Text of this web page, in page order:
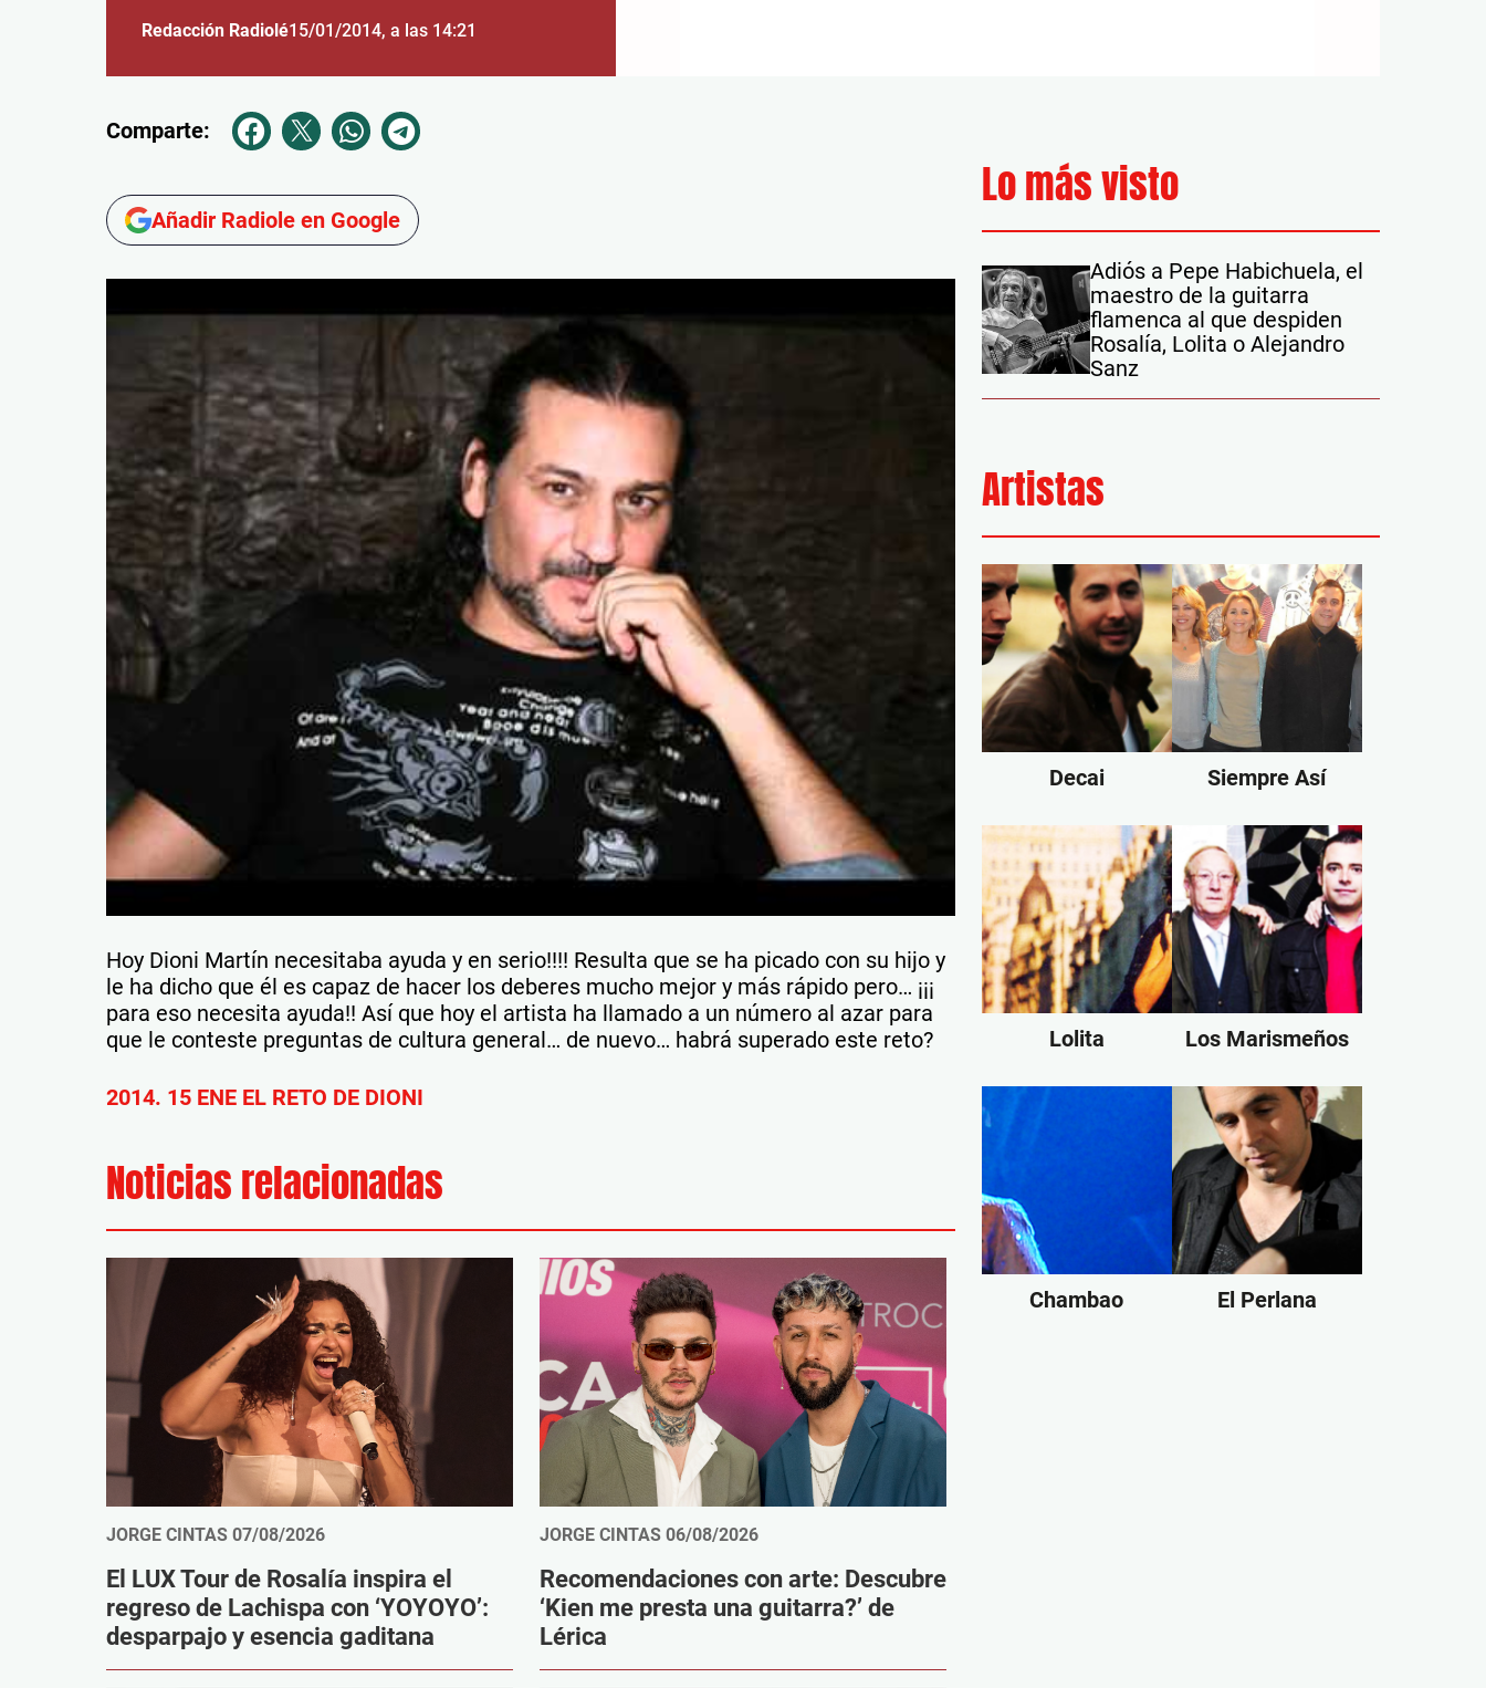
Redacción Radiolé15/01/2014, a las 14:21
Comparte:
Añadir Radiole en Google
Hoy Dioni Martín necesitaba ayuda y en serio!!!! Resulta que se ha picado con su hijo y
le ha dicho que él es capaz de hacer los deberes mucho mejor y más rápido pero… ¡¡¡
para eso necesita ayuda!! Así que hoy el artista ha llamado a un número al azar para
que le conteste preguntas de cultura general… de nuevo… habrá superado este reto?
2014. 15 ENE EL RETO DE DIONI
Noticias relacionadas
JORGE CINTAS 07/08/2026
El LUX Tour de Rosalía inspira el
regreso de Lachispa con ‘YOYOYO’:
desparpajo y esencia gaditana
JORGE CINTAS 06/08/2026
Recomendaciones con arte: Descubre
‘Kien me presta una guitarra?’ de
Lérica
Lo más visto
Adiós a Pepe Habichuela, el
maestro de la guitarra
flamenca al que despiden
Rosalía, Lolita o Alejandro
Sanz
Artistas
Decai Siempre Así
Lolita Los Marismeños
Chambao El Perlana